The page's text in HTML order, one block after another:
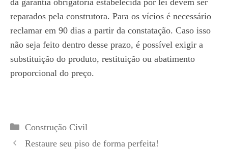
reparados pela construtora. Para os vícios é necessário
reclamar em 90 dias a partir da constatação. Caso isso
não seja feito dentro desse prazo, é possível exigir a
substituição do produto, restituição ou abatimento
proporcional do preço.
Categorias
Construção Civil
Restaure seu piso de forma perfeita!